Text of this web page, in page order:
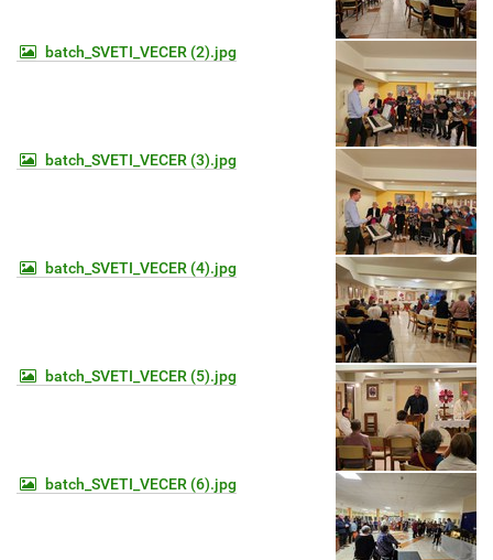
batch_SVETI_VECER (2).jpg
batch_SVETI_VECER (3).jpg
batch_SVETI_VECER (4).jpg
batch_SVETI_VECER (5).jpg
batch_SVETI_VECER (6).jpg